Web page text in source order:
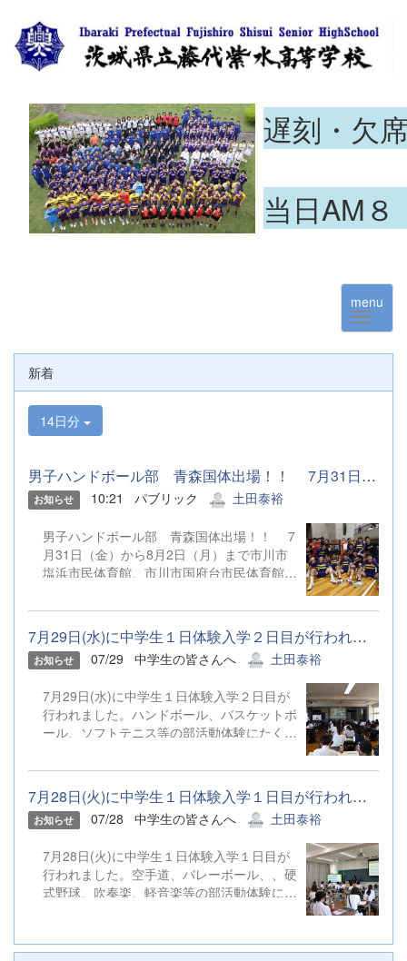
遅刻・欠
当日AM
menu
新着
14日分
男子ハンドボール部 青森国体出場！！ 7月31日（金）から8月2...
お知らせ 10:21 パブリック 土田泰裕
男子ハンドボール部 青森国体出場！！ 7
月31日（金）から8月2日（月）まで市川市
塩浜市民体育館、市川市国府台市民体育館他
ドボール競技関東ブロック大会を勝ち抜
き、 関東ブロック代表として第80回国民
スポーツ大会（本大会）に出場を決めまし
た。 第80回国民スポーツ大会（本大会）
マエダアリーナ、野辺地高校体育館他にて行
われます。 引き続き温かいご声援をよろし
くお願いします。
7月29日(水)に中学生１日体験入学２日目が行われました。ハンドボ...
お知らせ 07/29 中学生の皆さんへ 土田泰裕
7月29日(水)に中学生１日体験入学２日目が
行われました。ハンドボール、バスケットボ
ール、ソフトテニス等の部活動体験にたくさ
7月28日(火)に中学生１日体験入学１日目が行われました。空手道、...
お知らせ 07/28 中学生の皆さんへ 土田泰裕
7月28日(火)に中学生１日体験入学１日目が
行われました。空手道、バレーボール、、硬
式野球、吹奏楽、軽音楽等の部活動体験にた